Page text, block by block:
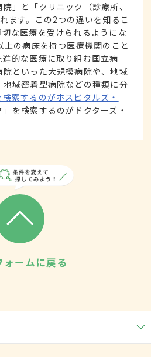
」と「クリニック（診療所、
ます。この2つの違いを知るこ
な医療を受けられるようにな
上の病床を持つ医療機関のこと
的な医療に取り組む国立病
といった大規模病院や、地域
域密着型病院などの種類に分
検索するのがホスピタルズ・
を検索するのがドクターズ・
ォームに戻る